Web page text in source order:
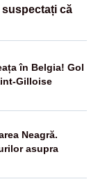
că
în Belgia! Gol
Gilloise
Neagră.
asupra